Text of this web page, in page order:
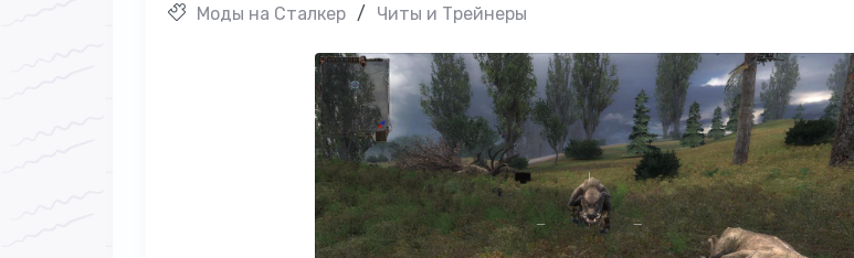
Моды на Cталкер / Читы и Трейнеры